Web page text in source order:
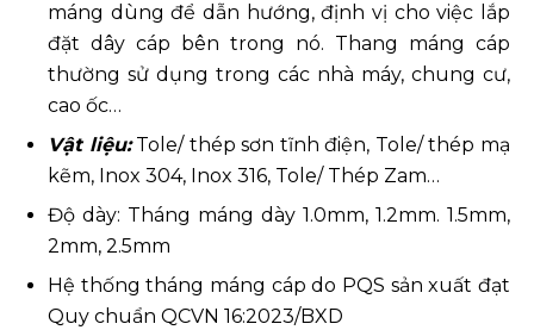
máng dùng để dẫn hướng, định vị cho việc lắp
đặt dây cáp bên trong nó. Thang máng cáp
thường sử dụng trong các nhà máy, chung cư,
cao ốc…
Vật liệu:Tole/ thép sơn tĩnh điện, Tole/ thép mạ
kẽm, Inox 304, Inox 316, Tole/ Thép Zam…
Độ dày: Tháng máng dày 1.0mm, 1.2mm. 1.5mm,
2mm, 2.5mm
Hệ thống tháng máng cáp do PQS sản xuất đạt
Quy chuẩn QCVN 16:2023/BXD